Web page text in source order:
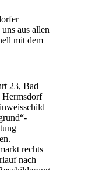
aus allen
mit dem
23, Bad
rechts
nach